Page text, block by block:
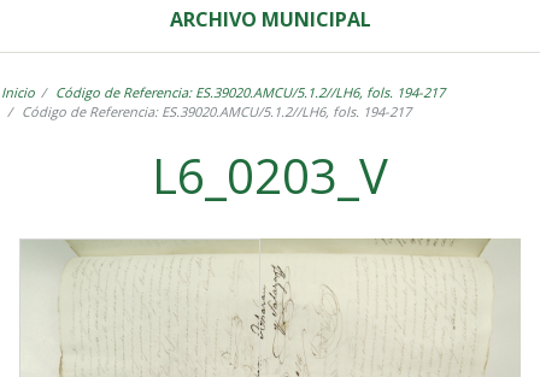
ARCHIVO MUNICIPAL
Inicio
Código de Referencia: ES.39020.AMCU/5.1.2//LH6, fols. 194-217
Código de Referencia: ES.39020.AMCU/5.1.2//LH6, fols. 194-217
L6_0203_V